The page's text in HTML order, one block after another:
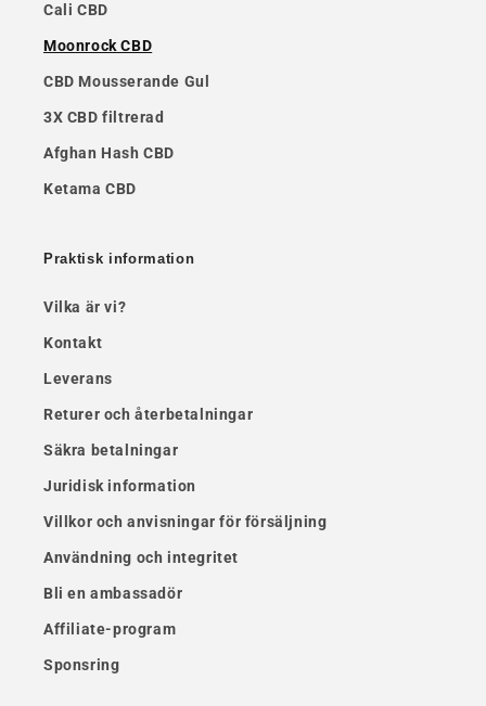
Cali CBD
Moonrock CBD
CBD Mousserande Gul
3X CBD filtrerad
Afghan Hash CBD
Ketama CBD
Praktisk information
Vilka är vi?
Kontakt
Leverans
Returer och återbetalningar
Säkra betalningar
Juridisk information
Villkor och anvisningar för försäljning
Användning och integritet
Bli en ambassadör
Affiliate-program
Sponsring